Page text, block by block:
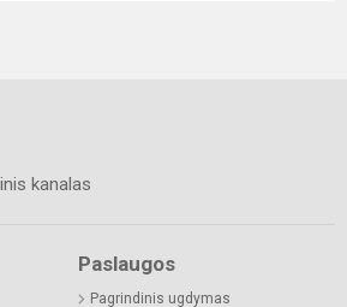
kanalas
Paslaugos
Pagrindinis ugdymas